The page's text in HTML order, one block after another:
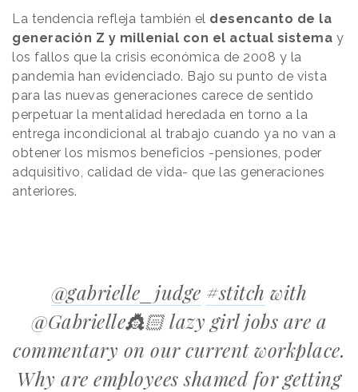
La tendencia refleja también el desencanto de la
generación Z y millenial con el actual sistema y
los fallos que la crisis económica de 2008 y la
pandemia han evidenciado. Bajo su punto de vista
para las nuevas generaciones carece de sentido
perpetuar la mentalidad heredada en torno a la
entrega incondicional al trabajo cuando ya no van a
obtener los mismos beneficios -pensiones, poder
adquisitivo, calidad de vida- que las generaciones
anteriores.
@gabrielle_judge #stitch with
@Gabrielle👸🏻 lazy girl jobs are a
commentary on our current workplace.
Why are employees shamed for getting